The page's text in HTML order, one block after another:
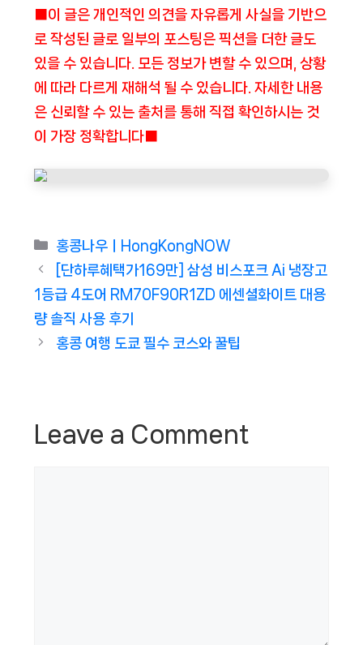
■이 글은 개인적인 의견을 자유롭게 사실을 기반으
로 작성된 글로 일부의 포스팅은 픽션을 더한 글도
있을 수 있습니다. 모든 정보가 변할 수 있으며, 상황
에 따라 다르게 재해석 될 수 있습니다. 자세한 내용
은 신뢰할 수 있는 출처를 통해 직접 확인하시는 것
이 가장 정확합니다■
Categories
홍콩나우ㅣHongKongNOW
[단하루혜택가169만] 삼성 비스포크 Ai 냉장고
1등급 4도어 RM70F90R1ZD 에센셜화이트 대용
량 솔직 사용 후기
홍콩 여행 도쿄 필수 코스와 꿀팁
Leave a Comment